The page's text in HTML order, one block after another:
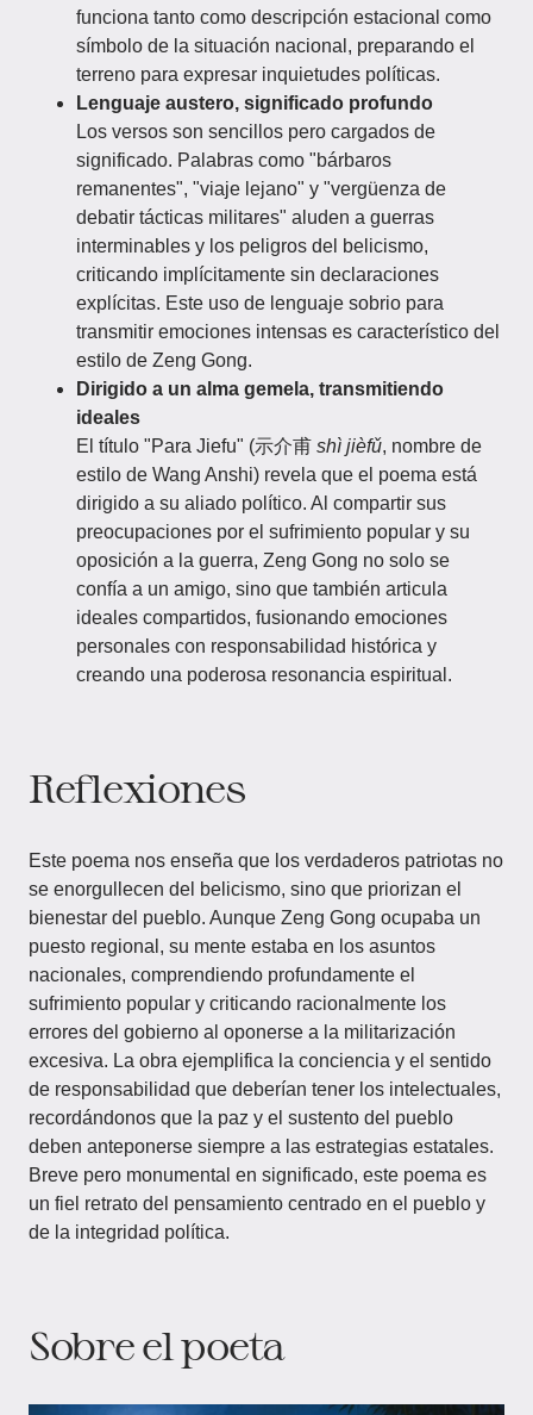
funciona tanto como descripción estacional como
símbolo de la situación nacional, preparando el
terreno para expresar inquietudes políticas.
Lenguaje austero, significado profundo
Los versos son sencillos pero cargados de
significado. Palabras como "bárbaros
remanentes", "viaje lejano" y "vergüenza de
debatir tácticas militares" aluden a guerras
interminables y los peligros del belicismo,
criticando implícitamente sin declaraciones
explícitas. Este uso de lenguaje sobrio para
transmitir emociones intensas es característico del
estilo de Zeng Gong.
Dirigido a un alma gemela, transmitiendo
ideales
El título "Para Jiefu" (示介甫 shì jièfǔ, nombre de
estilo de Wang Anshi) revela que el poema está
dirigido a su aliado político. Al compartir sus
preocupaciones por el sufrimiento popular y su
oposición a la guerra, Zeng Gong no solo se
confía a un amigo, sino que también articula
ideales compartidos, fusionando emociones
personales con responsabilidad histórica y
creando una poderosa resonancia espiritual.
Reflexiones
Este poema nos enseña que los verdaderos patriotas no
se enorgullecen del belicismo, sino que priorizan el
bienestar del pueblo. Aunque Zeng Gong ocupaba un
puesto regional, su mente estaba en los asuntos
nacionales, comprendiendo profundamente el
sufrimiento popular y criticando racionalmente los
errores del gobierno al oponerse a la militarización
excesiva. La obra ejemplifica la conciencia y el sentido
de responsabilidad que deberían tener los intelectuales,
recordándonos que la paz y el sustento del pueblo
deben anteponerse siempre a las estrategias estatales.
Breve pero monumental en significado, este poema es
un fiel retrato del pensamiento centrado en el pueblo y
de la integridad política.
Sobre el poeta​